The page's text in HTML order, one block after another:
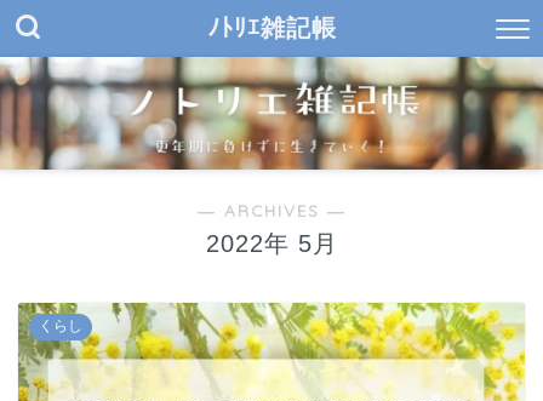
ﾉﾄﾘｴ雑記帳
― ARCHIVES ―
2022年 5月
くらし